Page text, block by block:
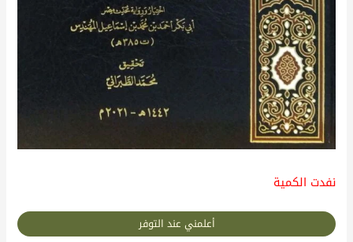
نفدت الكمية
أعلمني عند التوفر